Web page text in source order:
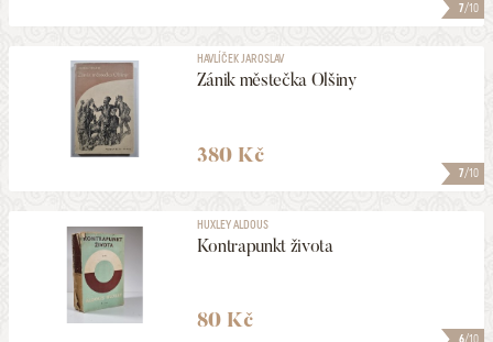
7/10
7/10
HAVLÍČEK JAROSLAV
Zánik městečka Olšiny
380 Kč
6/10
HUXLEY ALDOUS
Kontrapunkt života
80 Kč